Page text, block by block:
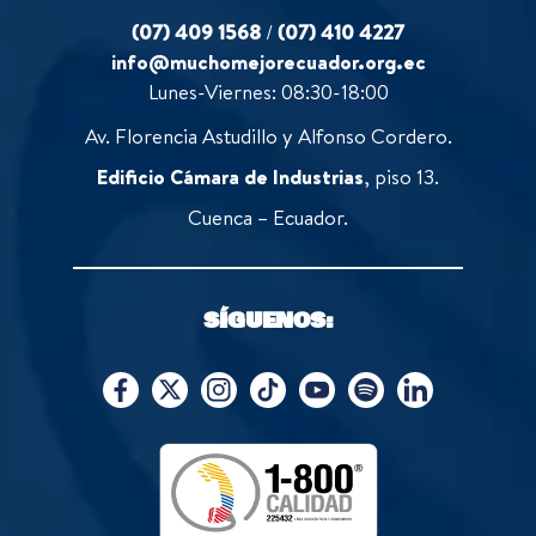
(07) 409 1568 /(07) 410 4227
info@muchomejorecuador.org.ec
Lunes-Viernes: 08:30-18:00
Av. Florencia Astudillo y Alfonso Cordero.
Edificio Cámara de Industrias, piso 13.
Cuenca – Ecuador.
SÍGUENOS: